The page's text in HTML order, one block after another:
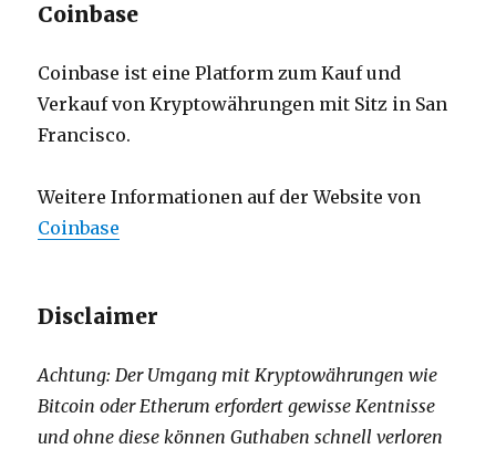
Coinbase
Coinbase ist eine Platform zum Kauf und
Verkauf von Kryptowährungen mit Sitz in San
Francisco.
Weitere Informationen auf der Website von
Coinbase
Disclaimer
Achtung: Der Umgang mit Kryptowährungen wie
Bitcoin oder Etherum erfordert gewisse Kentnisse
und ohne diese können Guthaben schnell verloren